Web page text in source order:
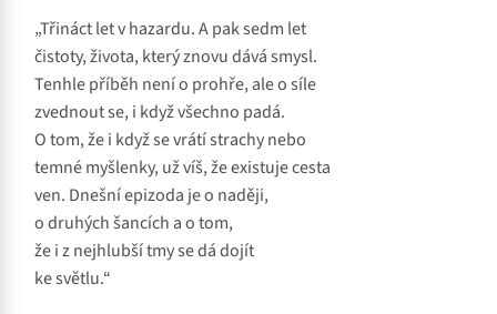
„Třináct let v hazardu. A pak sedm let
čistoty, života, který znovu dává smysl.
Tenhle příběh není o prohře, ale o síle
zvednout se, i když všechno padá.
O tom, že i když se vrátí strachy nebo
temné myšlenky, už víš, že existuje cesta
ven. Dnešní epizoda je o naději,
o druhých šancích a o tom,
že i z nejhlubší tmy se dá dojít
ke světlu.“